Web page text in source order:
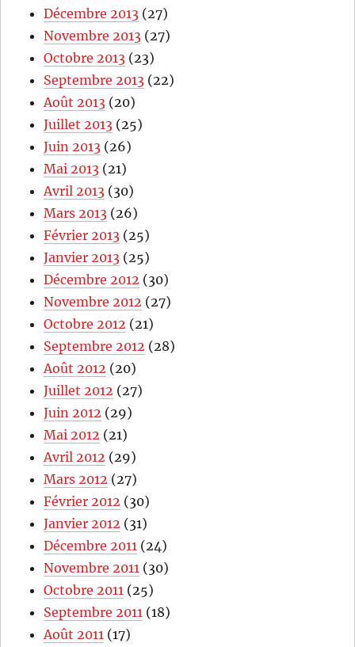
Décembre 2013 (27)
Novembre 2013 (27)
Octobre 2013 (23)
Septembre 2013 (22)
Août 2013 (20)
Juillet 2013 (25)
Juin 2013 (26)
Mai 2013 (21)
Avril 2013 (30)
Mars 2013 (26)
Février 2013 (25)
Janvier 2013 (25)
Décembre 2012 (30)
Novembre 2012 (27)
Octobre 2012 (21)
Septembre 2012 (28)
Août 2012 (20)
Juillet 2012 (27)
Juin 2012 (29)
Mai 2012 (21)
Avril 2012 (29)
Mars 2012 (27)
Février 2012 (30)
Janvier 2012 (31)
Décembre 2011 (24)
Novembre 2011 (30)
Octobre 2011 (25)
Septembre 2011 (18)
Août 2011 (17)